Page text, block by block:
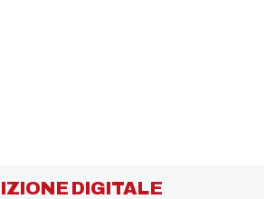
DIGITALE